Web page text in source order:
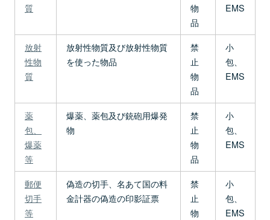
質
物
品
EMS
放射
性物
質
放射性物質及び放射性物質
を使った物品
禁
止
物
品
小
包、
EMS
薬
包、
爆薬
等
爆薬、薬包及び銃砲用爆発
物
禁
止
物
品
小
包、
EMS
郵便
切手
等
偽造の切手、名あて国の料
金計器の偽造の印影証票
禁
止
物
小
包、
EMS